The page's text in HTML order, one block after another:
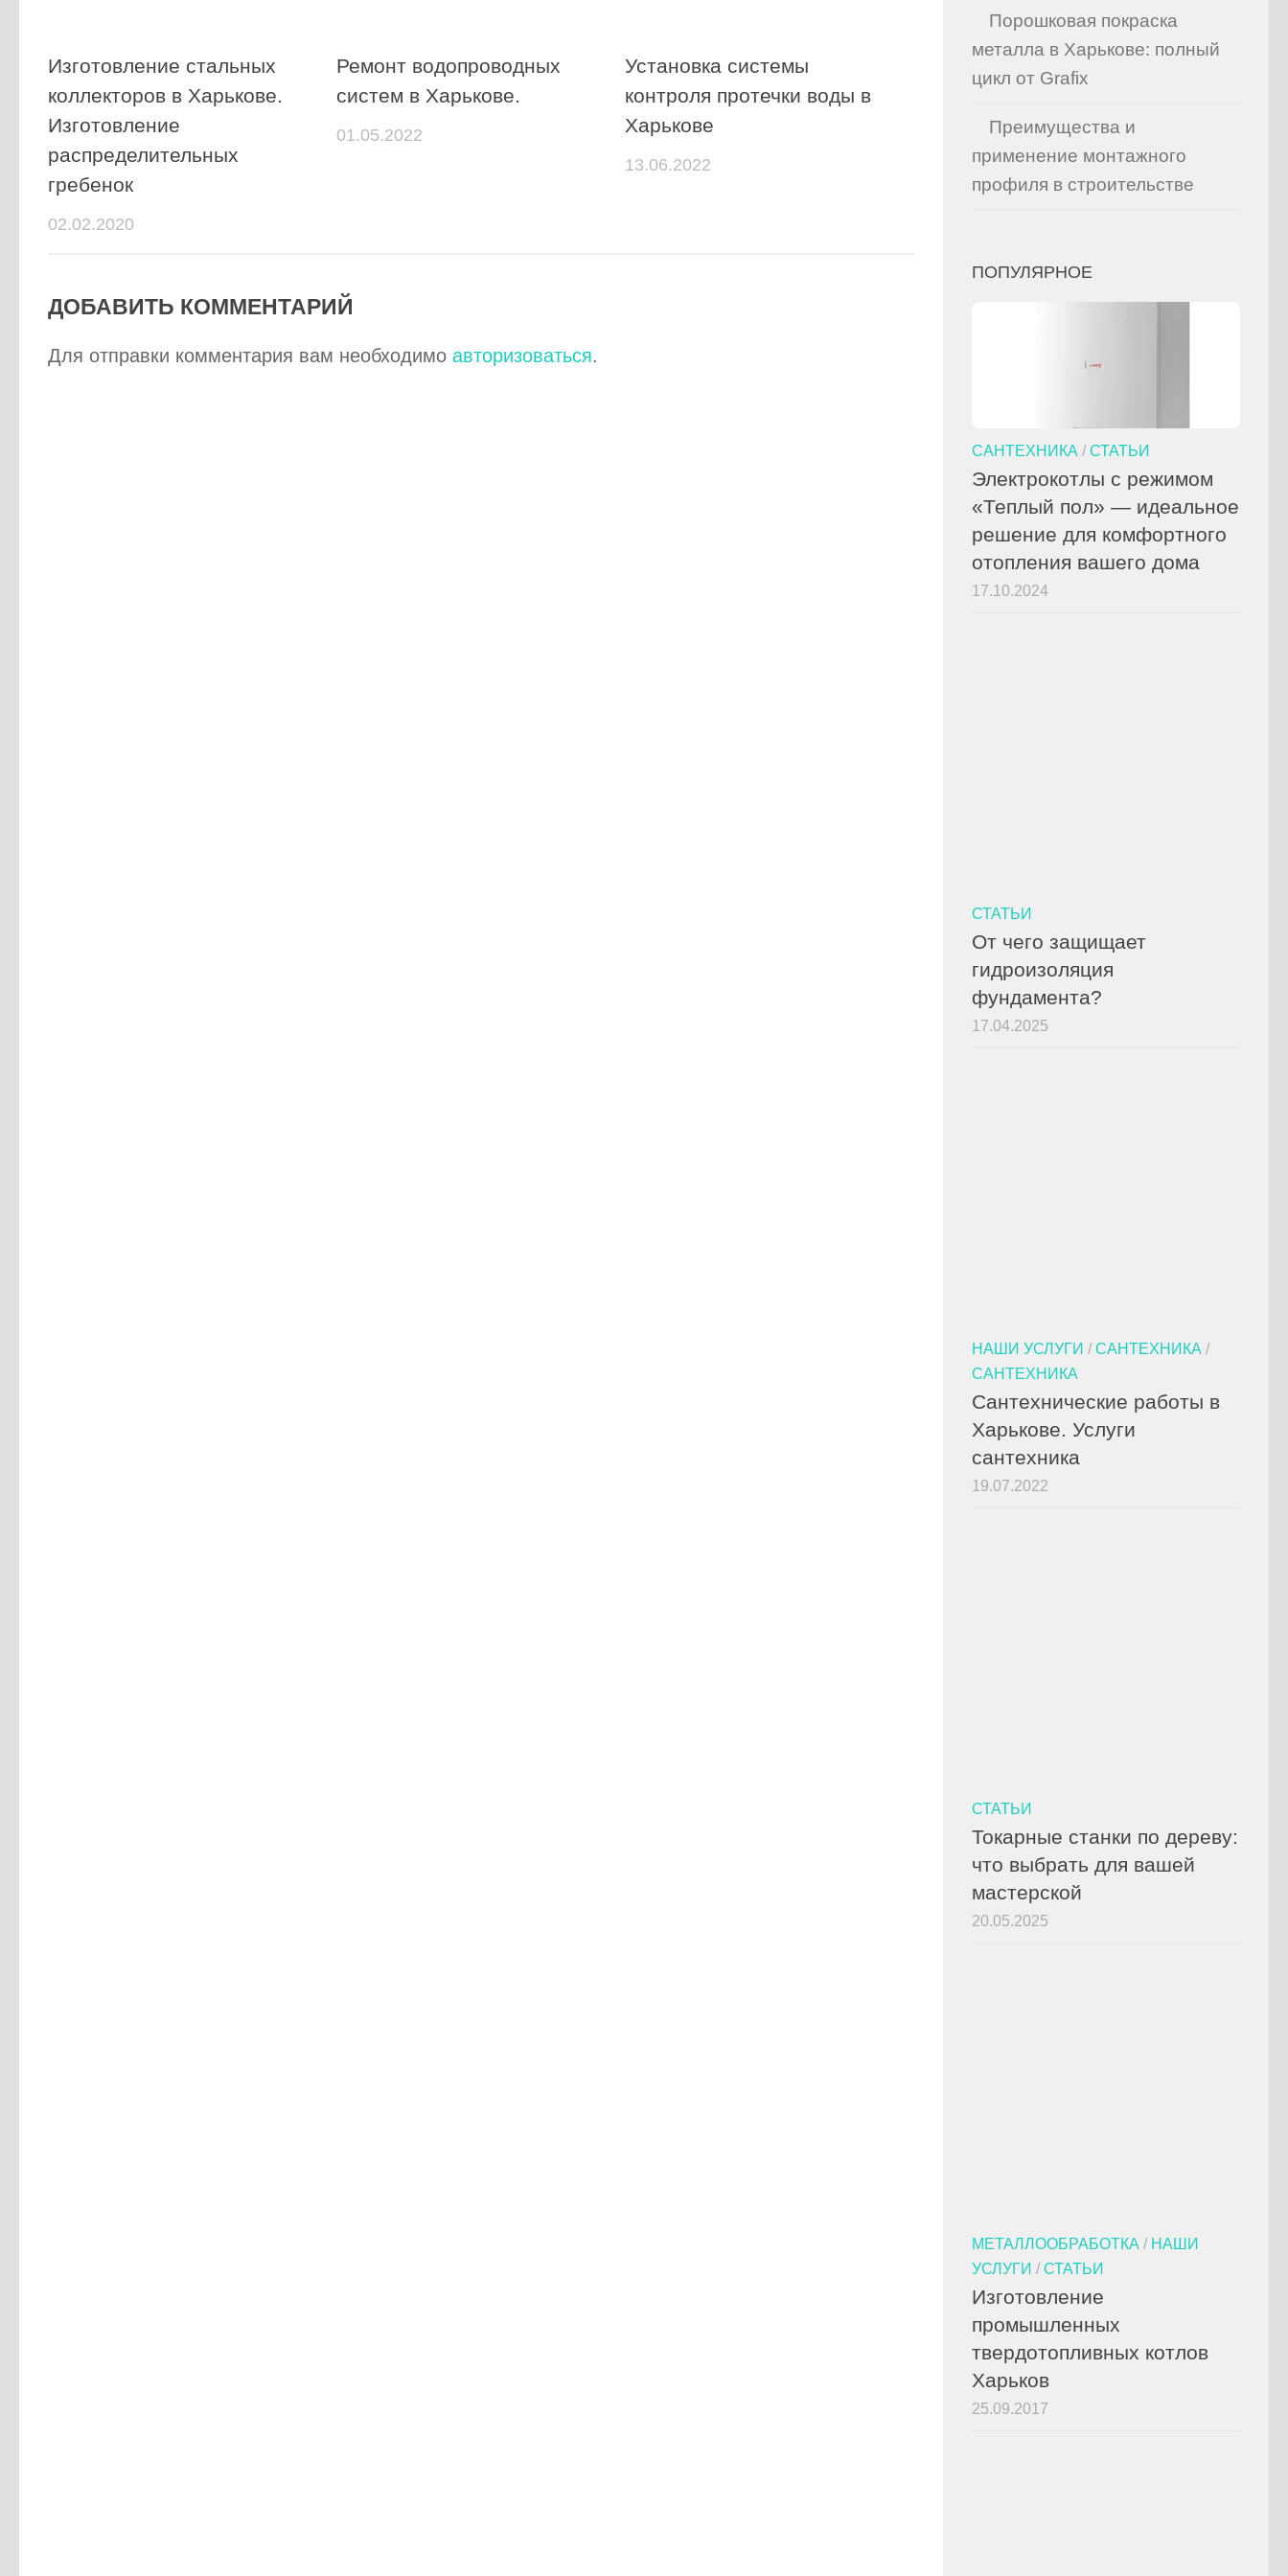
Изготовление стальных
коллекторов в Харькове.
Изготовление
распределительных
гребенок
02.02.2020
Ремонт водопроводных
систем в Харькове.
01.05.2022
Установка системы
контроля протечки воды в
Харькове
13.06.2022
ДОБАВИТЬ КОММЕНТАРИЙ
Для отправки комментария вам необходимо авторизоваться.
Порошковая покраска
металла в Харькове: полный
цикл от Grafix
Преимущества и
применение монтажного
профиля в строительстве
ПОПУЛЯРНОЕ
САНТЕХНИКА / СТАТЬИ
Электрокотлы с режимом
«Теплый пол» — идеальное
решение для комфортного
отопления вашего дома
17.10.2024
СТАТЬИ
От чего защищает
гидроизоляция
фундамента?
17.04.2025
НАШИ УСЛУГИ / САНТЕХНИКА /
САНТЕХНИКА
Сантехнические работы в
Харькове. Услуги
сантехника
19.07.2022
СТАТЬИ
Токарные станки по дереву:
что выбрать для вашей
мастерской
20.05.2025
МЕТАЛЛООБРАБОТКА / НАШИ
УСЛУГИ / СТАТЬИ
Изготовление
промышленных
твердотопливных котлов
Харьков
25.09.2017